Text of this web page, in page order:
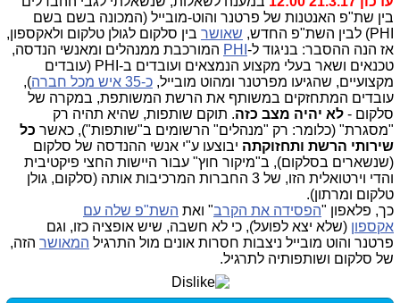
בין שת"פ האנטנות של פרטנר והוט-מובייל (המכונה בשם בשם
PHI) לבין השת"פ החדש,
שאושר בין סלקום לגולן טלקום ולאקספון,
אז הנה ההסבר: בניגוד ל- PHI המורכבת ממנהלים ומאנשי הנדסה,
טכנאים ושאר בעלי מקצוע הנמצאים ועובדים ב-PHI (עובדים
מקצועיים, שהגיעו מפרטנר ומהוט מובייל, כ-35 איש מכל חברה
),
עובדים המתחזקים במשותף את הרשת המשותפת, במקרה של
סלקום - לא יהיה מצב כזה. תוקם שותפות, שהיא תהיה רק
"מסגרת" (כלומר: רק "מנהלים" הרשומים ב"שותפות"), כאשר כל
שירותי הרשת ותחזוקתה יבוצעו ע"י אנשי ההנדסה של סלקום
(שנשארים בסלקום), ב"מיקור חוץ" עבור היישות החצי פיקטיבית
והדי וירטואלית הזו, של 3 החברות המרכיבות אותה (סלקום, גולן
טלקום ומרתון).
כך, פלאפון "הפסידה את הקרב" ואת השת"פ שלה עם
אקספון (שלא יצא לפועל), כי לא חשבה, שיש אופציה כזו, וגם
פרטנר והוט מובייל ניצבות חסרות אונים מול התרגיל המאושר הזה,
של סלקום ושותפותיה לתרגיל.